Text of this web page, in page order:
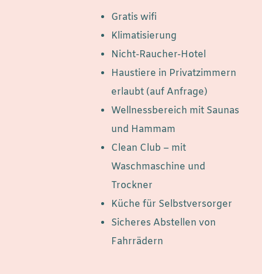
Gratis wifi
Klimatisierung
Nicht-Raucher-Hotel
Haustiere in Privatzimmern
erlaubt (auf Anfrage)
Wellnessbereich mit Saunas
und Hammam
Clean Club – mit
Waschmaschine und
Trockner
Küche für Selbstversorger
Sicheres Abstellen von
Fahrrädern